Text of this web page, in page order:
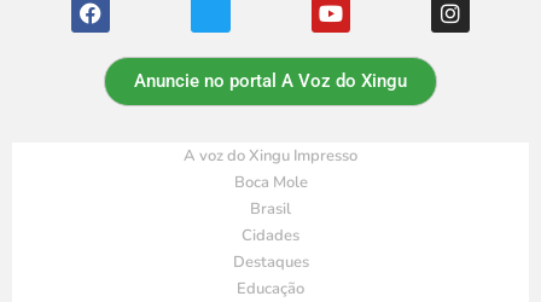
Anuncie no portal A Voz do Xingu
A voz do Xingu Impresso
Boca Mole
Brasil
Cidades
Destaques
Educação